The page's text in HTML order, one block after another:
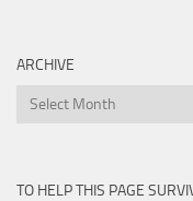
ARCHIVE
Archive
TO HELP THIS PAGE